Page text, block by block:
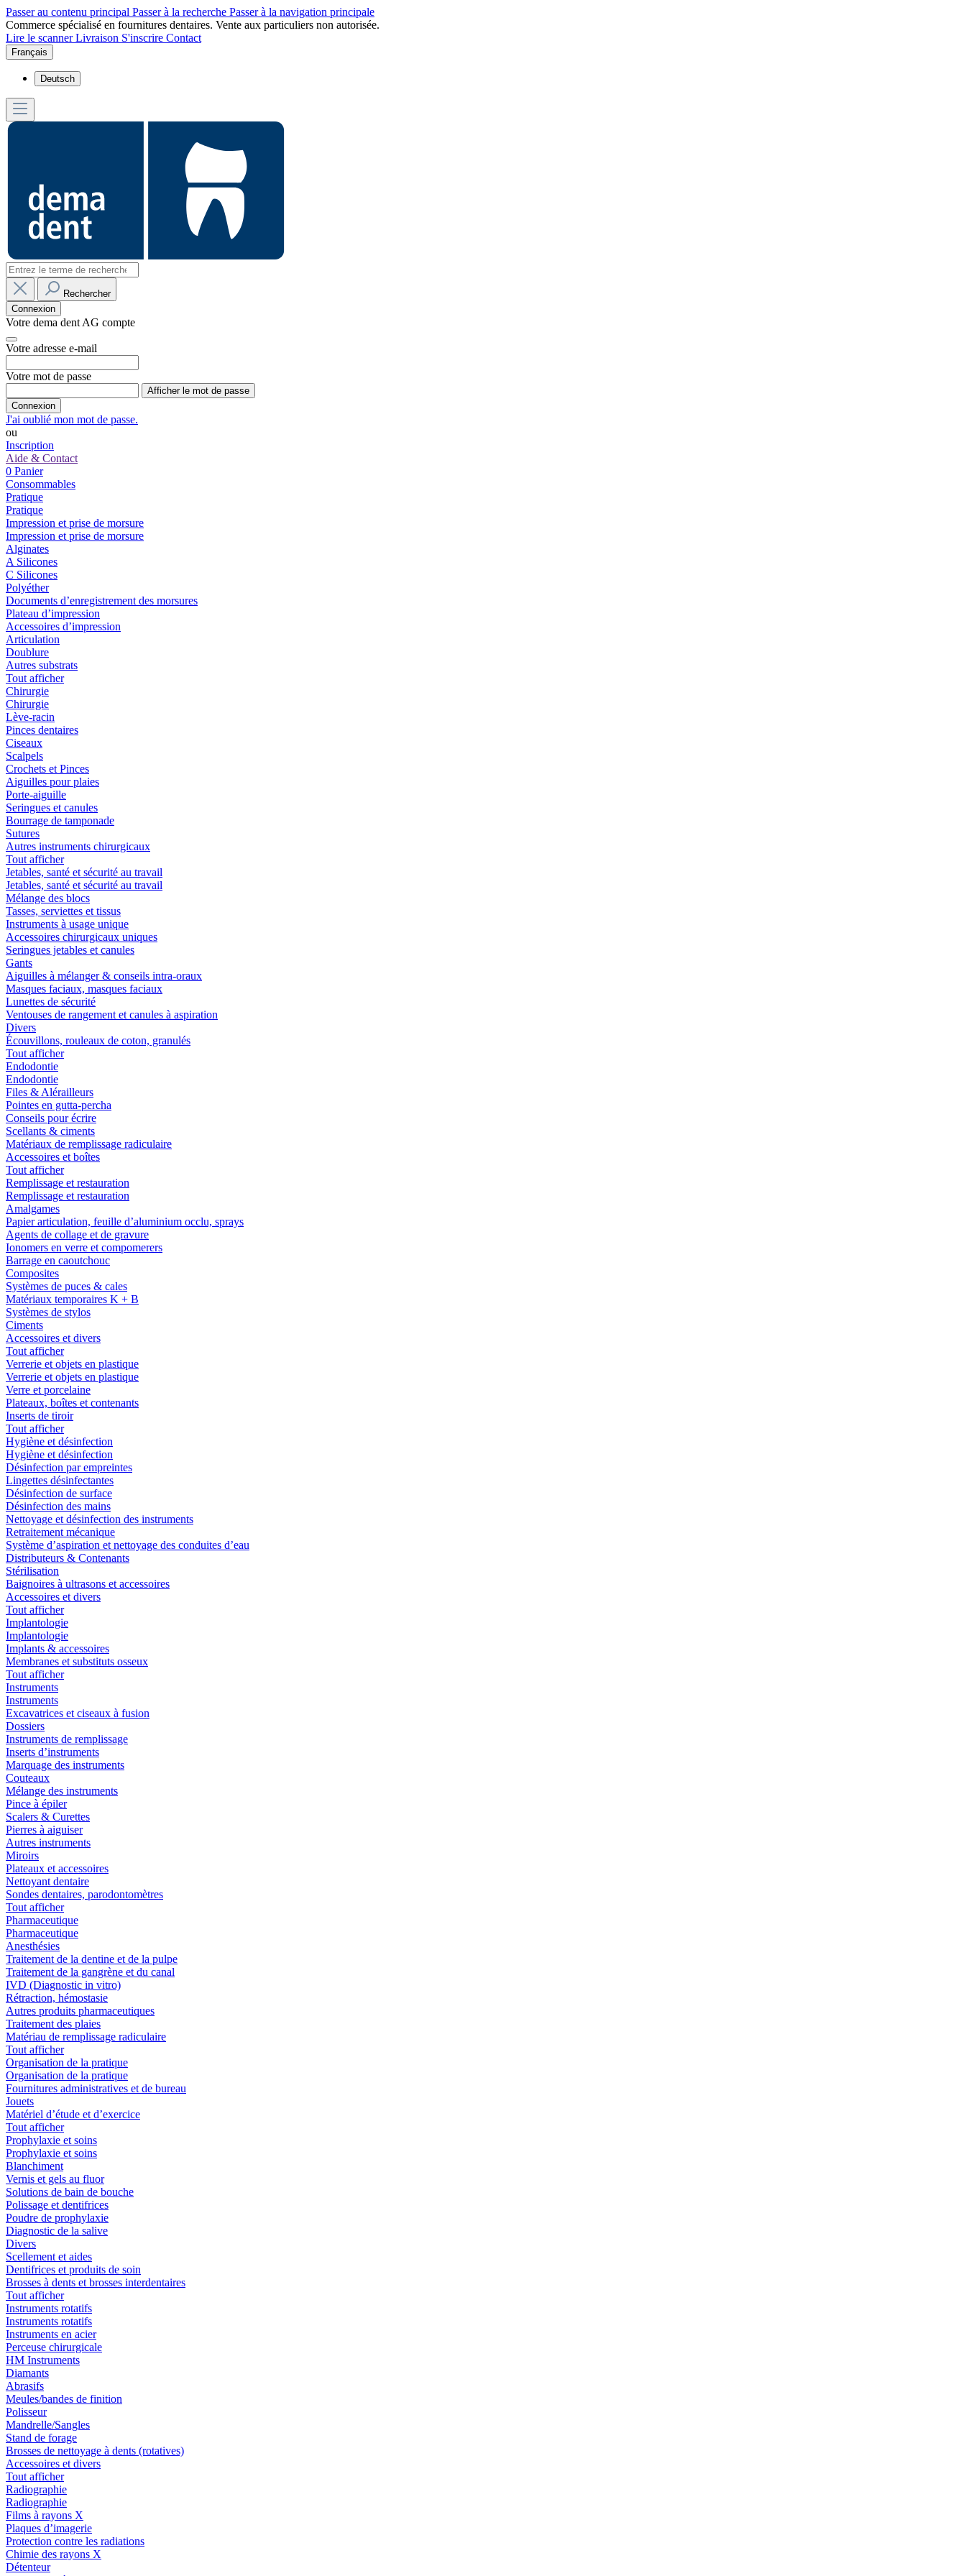
Passer au contenu principal Passer à la recherche Passer à la navigation principale
Commerce spécialisé en fournitures dentaires. Vente aux particuliers non autorisée.
Lire le scannerLivraison S'inscrire Contact
Français
Deutsch
Rechercher
Connexion
Votre dema dent AG compte
Votre adresse e-mail
Votre mot de passe
Afficher le mot de passe
Connexion
J'ai oublié mon mot de passe.
ou
Inscription
Aide & Contact
0 Panier
Consommables
Pratique
Pratique
Impression et prise de morsure
Impression et prise de morsure
Alginates
A Silicones
C Silicones
Polyéther
Documents d’enregistrement des morsures
Plateau d’impression
Accessoires d’impression
Articulation
Doublure
Autres substrats
Tout afficher
Chirurgie
Chirurgie
Lève-racin
Pinces dentaires
Ciseaux
Scalpels
Crochets et Pinces
Aiguilles pour plaies
Porte-aiguille
Seringues et canules
Bourrage de tamponade
Sutures
Autres instruments chirurgicaux
Tout afficher
Jetables, santé et sécurité au travail
Jetables, santé et sécurité au travail
Mélange des blocs
Tasses, serviettes et tissus
Instruments à usage unique
Accessoires chirurgicaux uniques
Seringues jetables et canules
Gants
Aiguilles à mélanger & conseils intra-oraux
Masques faciaux, masques faciaux
Lunettes de sécurité
Ventouses de rangement et canules à aspiration
Divers
Écouvillons, rouleaux de coton, granulés
Tout afficher
Endodontie
Endodontie
Files & Alérailleurs
Pointes en gutta-percha
Conseils pour écrire
Scellants & ciments
Matériaux de remplissage radiculaire
Accessoires et boîtes
Tout afficher
Remplissage et restauration
Remplissage et restauration
Amalgames
Papier articulation, feuille d’aluminium occlu, sprays
Agents de collage et de gravure
Ionomers en verre et compomerers
Barrage en caoutchouc
Composites
Systèmes de puces & cales
Matériaux temporaires K + B
Systèmes de stylos
Ciments
Accessoires et divers
Tout afficher
Verrerie et objets en plastique
Verrerie et objets en plastique
Verre et porcelaine
Plateaux, boîtes et contenants
Inserts de tiroir
Tout afficher
Hygiène et désinfection
Hygiène et désinfection
Désinfection par empreintes
Lingettes désinfectantes
Désinfection de surface
Désinfection des mains
Nettoyage et désinfection des instruments
Retraitement mécanique
Système d’aspiration et nettoyage des conduites d’eau
Distributeurs & Contenants
Stérilisation
Baignoires à ultrasons et accessoires
Accessoires et divers
Tout afficher
Implantologie
Implantologie
Implants & accessoires
Membranes et substituts osseux
Tout afficher
Instruments
Instruments
Excavatrices et ciseaux à fusion
Dossiers
Instruments de remplissage
Inserts d’instruments
Marquage des instruments
Couteaux
Mélange des instruments
Pince à épiler
Scalers & Curettes
Pierres à aiguiser
Autres instruments
Miroirs
Plateaux et accessoires
Nettoyant dentaire
Sondes dentaires, parodontomètres
Tout afficher
Pharmaceutique
Pharmaceutique
Anesthésies
Traitement de la dentine et de la pulpe
Traitement de la gangrène et du canal
IVD (Diagnostic in vitro)
Rétraction, hémostasie
Autres produits pharmaceutiques
Traitement des plaies
Matériau de remplissage radiculaire
Tout afficher
Organisation de la pratique
Organisation de la pratique
Fournitures administratives et de bureau
Jouets
Matériel d’étude et d’exercice
Tout afficher
Prophylaxie et soins
Prophylaxie et soins
Blanchiment
Vernis et gels au fluor
Solutions de bain de bouche
Polissage et dentifrices
Poudre de prophylaxie
Diagnostic de la salive
Divers
Scellement et aides
Dentifrices et produits de soin
Brosses à dents et brosses interdentaires
Tout afficher
Instruments rotatifs
Instruments rotatifs
Instruments en acier
Perceuse chirurgicale
HM Instruments
Diamants
Abrasifs
Meules/bandes de finition
Polisseur
Mandrelle/Sangles
Stand de forage
Brosses de nettoyage à dents (rotatives)
Accessoires et divers
Tout afficher
Radiographie
Radiographie
Films à rayons X
Plaques d’imagerie
Protection contre les radiations
Chimie des rayons X
Détenteur